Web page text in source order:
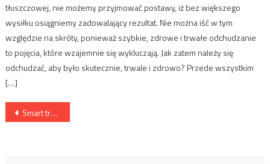
tłuszczowej, nie możemy przyjmować postawy, iż bez większego
wysiłku osiągniemy zadowalający rezultat. Nie można iść w tym
względzie na skróty, ponieważ szybkie, zdrowe i trwałe odchudzanie
to pojęcia, które wzajemnie się wykluczają. Jak zatem należy się
odchudzać, aby było skutecznie, trwale i zdrowo? Przede wszystkim
[…]
Nawigacja
Smart trening 2026: jak dane z urządzeń zmieniają sposób, w jaki ćwiczysz